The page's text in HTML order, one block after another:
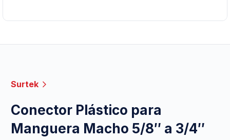
Surtek
Conector Plástico para
Manguera Macho 5/8″ a 3/4″